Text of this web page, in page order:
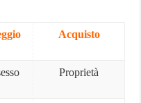
Acquisto
Proprietà